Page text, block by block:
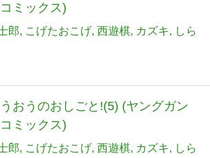
ミックス)
郎 こげたおこげ 西遊棋 カズキ
しら
おうのおしごと!(5) (ヤングガン
ミックス)
郎 こげたおこげ 西遊棋 カズキ
しら